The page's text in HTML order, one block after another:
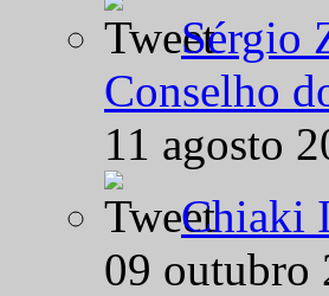
Sérgio
Conselho
11 agosto
Chiaki
09